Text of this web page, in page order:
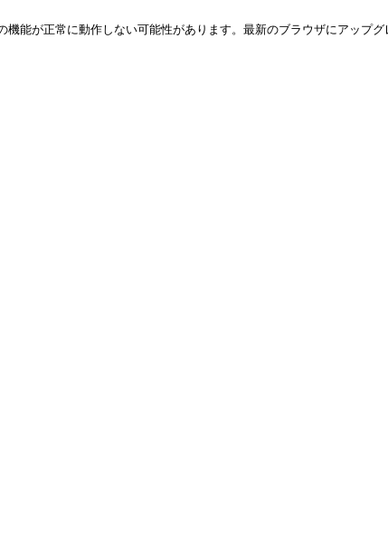
能が正常に動作しない可能性があります。最新のブラウザにアップグ